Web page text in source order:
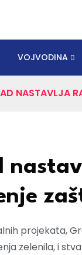
VOJVODINA
NASTAVLJA
projekata,
zelenila, i